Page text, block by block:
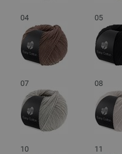
04 05
07 08
10 11